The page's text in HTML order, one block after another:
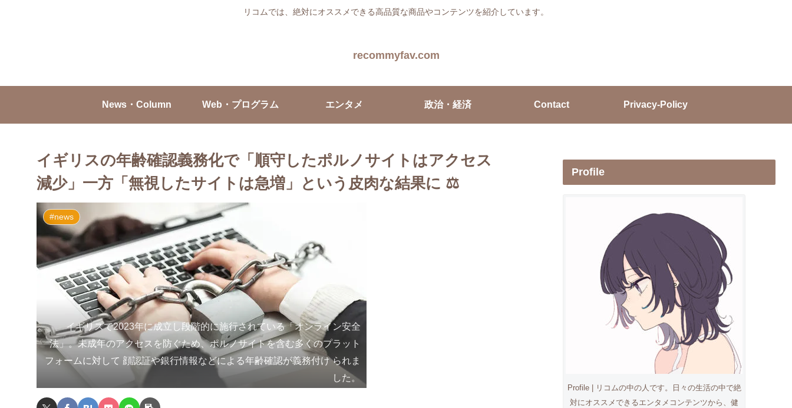
リコムでは、絶対にオススメできる高品質な商品やコンテンツを紹介しています。
recommyfav.com
News・Column Web・プログラム エンタメ 政治・経済 Contact Privacy-Policy
イギリスの年齢確認義務化で「順守したポルノサイトはアクセス
減少」一方「無視したサイトは急増」という皮肉な結果に ⚖️
#news
イギリスで2023年に成立し段階的に施行されている「オンライン安全
法」。未成年のアクセスを防ぐため、ポルノサイトを含む多くのプラット
フォームに対して 顔認証や銀行情報などによる年齢確認が義務付け られま
した。
Profile
Profile | リコムの中の人です。日々の生活の中で絶
対にオススメできるエンタメコンテンツから、健